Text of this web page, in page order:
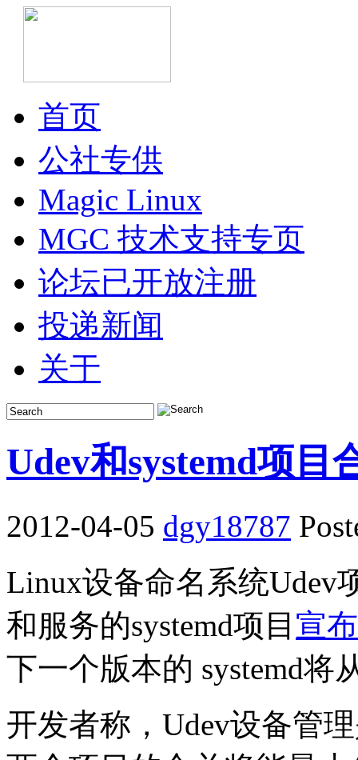
首页
公社专供
Magic Linux
MGC 技术支持专页
论坛已开放注册
投递新闻
关于
Udev和systemd项目
2012-04-05 dgy18787
Linux设备命名系统Udev
和服务的systemd项目 宣
下一个版本的 systemd将
开发者称，Udev设备管